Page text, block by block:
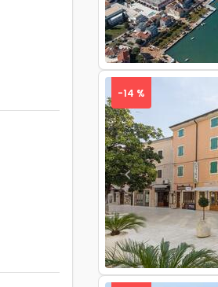
Previous
-14 %